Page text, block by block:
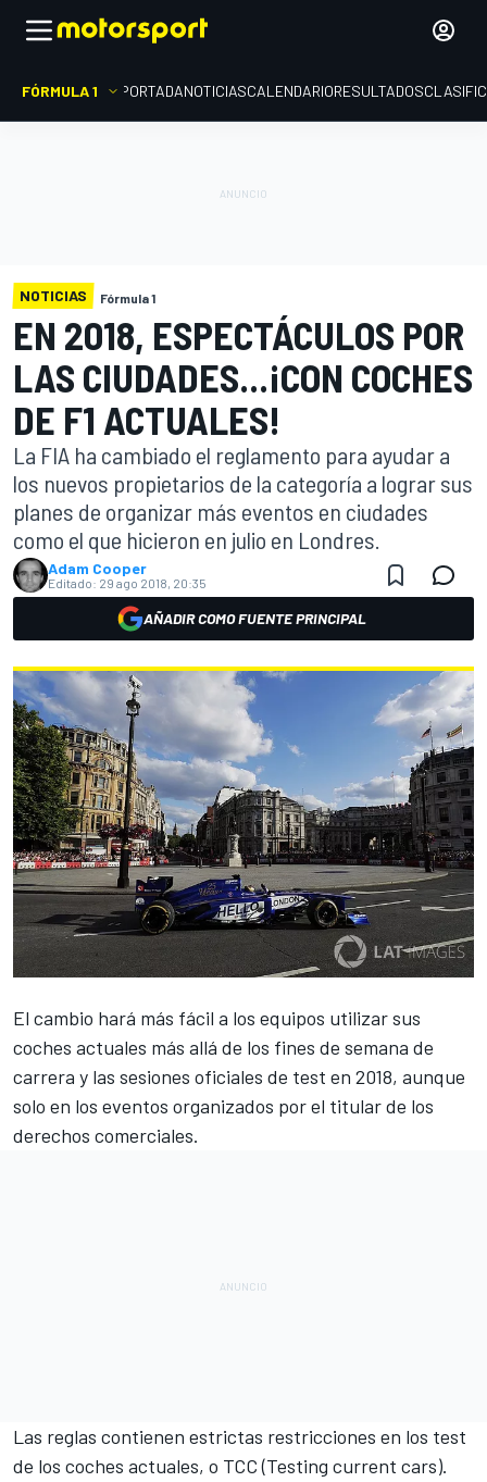
FÓRMULA 1 PORTADANOTICIASCALENDARIORESULTADOS
NOTICIAS Fórmula 1
EN 2018, ESPECTÁCULOS POR
LAS CIUDADES...¡CON COCHES
DE F1 ACTUALES!
La FIA ha cambiado el reglamento para ayudar a
los nuevos propietarios de la categoría a lograr sus
planes de organizar más eventos en ciudades
como el que hicieron en julio en Londres.
Adam Cooper
Editado: 29 ago 2018, 20:35
AÑADIR COMO FUENTE PRINCIPAL
El cambio hará más fácil a los equipos utilizar sus
coches actuales más allá de los fines de semana de
carrera y las sesiones oficiales de test en 2018, aunque
solo en los eventos organizados por el titular de los
derechos comerciales.
Las reglas contienen estrictas restricciones en los test
de los coches actuales, o TCC (Testing current cars).